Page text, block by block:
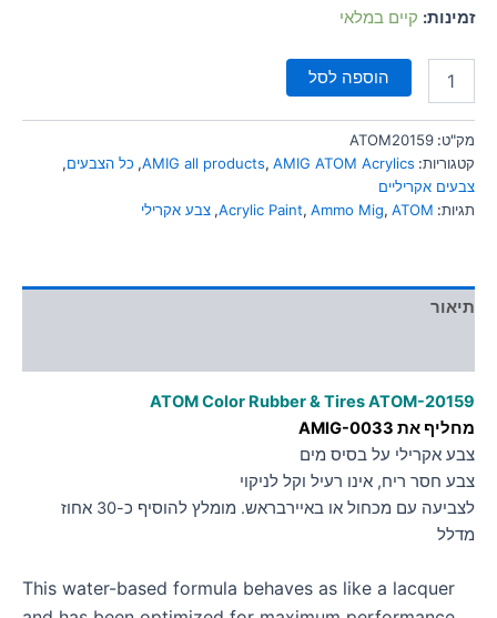
font_download סמן קישורים זמינות: קיים במלאי
הוספה לסל
מק"ט: ATOM20159
קטגוריות:
AMIG all products, AMIG ATOM Acrylics
, כל הצבעים,
צבעים אקריליים
תגיות:
Acrylic Paint, Ammo Mig, ATOM
, צבע אקרילי
תיאור
ATOM Color Rubber & TiresATOM-20159
מחליף את AMIG-0033
צבע אקרילי על בסיס מים
צבע חסר ריח, אינו רעיל וקל לניקוי
לצביעה עם מכחול או באיירבראש. מומלץ להוסיף כ-30 אחוז
מדלל
This water-based formula behaves as like a lacquer